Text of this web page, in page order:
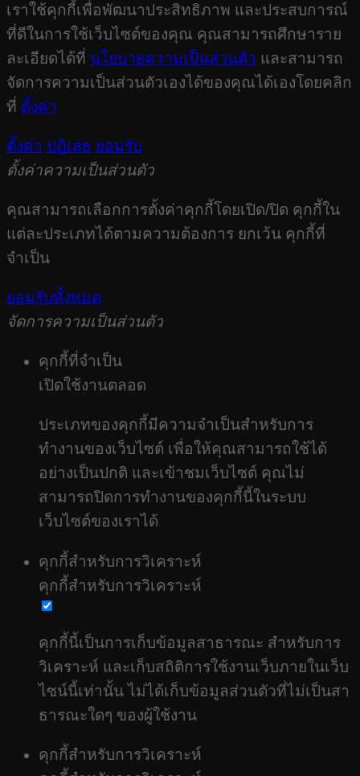
เราใช้คุกกี้เพื่อพัฒนาประสิทธิภาพ และประสบการณ์
ที่ดีในการใช้เว็บไซต์ของคุณ คุณสามารถศึกษาราย
ละเอียดได้ที่ นโยบายความเป็นส่วนตัว และสามารถ
จัดการความเป็นส่วนตัวเองได้ของคุณได้เองโดยคลิก
ที่ ตั้งค่า
ตั้งค่า ปฏิเสธ ยอมรับ
ตั้งค่าความเป็นส่วนตัว
คุณสามารถเลือกการตั้งค่าคุกกี้โดยเปิด/ปิด คุกกี้ใน
แต่ละประเภทได้ตามความต้องการ ยกเว้น คุกกี้ที่
จำเป็น
ยอมรับทั้งหมด
จัดการความเป็นส่วนตัว
คุกกี้ที่จำเป็น
เปิดใช้งานตลอด
ประเภทของคุกกี้มีความจำเป็นสำหรับการ
ทำงานของเว็บไซต์ เพื่อให้คุณสามารถใช้ได้
อย่างเป็นปกติ และเข้าชมเว็บไซต์ คุณไม่
สามารถปิดการทำงานของคุกกี้นี้ในระบบ
เว็บไซต์ของเราได้
คุกกี้สำหรับการวิเคราะห์
คุกกี้สำหรับการวิเคราะห์
คุกกี้นี้เป็นการเก็บข้อมูลสาธารณะ สำหรับการ
วิเคราะห์ และเก็บสถิติการใช้งานเว็บภายในเว็บ
ไซน์นี้เท่านั้น ไม่ได้เก็บข้อมูลส่วนตัวที่ไม่เป็นสา
ธารณะใดๆ ของผู้ใช้งาน
คุกกี้สำหรับการวิเคราะห์